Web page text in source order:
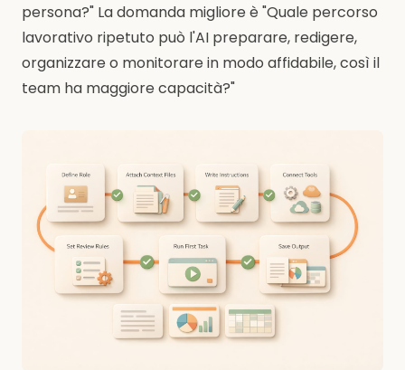
persona?" La domanda migliore è "Quale percorso
lavorativo ripetuto può l'AI preparare, redigere,
organizzare o monitorare in modo affidabile, così il
team ha maggiore capacità?"